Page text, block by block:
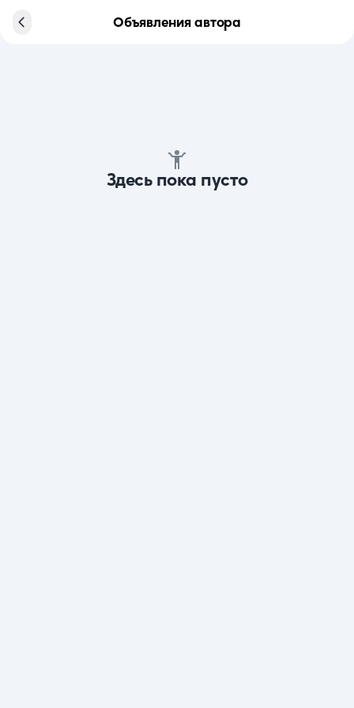
Объявления автора
Здесь пока пусто